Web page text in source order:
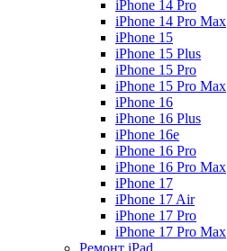
iPhone 14 Pro
iPhone 14 Pro Max
iPhone 15
iPhone 15 Plus
iPhone 15 Pro
iPhone 15 Pro Max
iPhone 16
iPhone 16 Plus
iPhone 16e
iPhone 16 Pro
iPhone 16 Pro Max
iPhone 17
iPhone 17 Air
iPhone 17 Pro
iPhone 17 Pro Max
Ремонт iPad